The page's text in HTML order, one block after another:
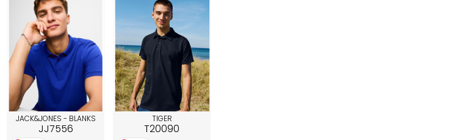
JACK&JONES - BLANKS
JJ7556
TIGER
T20090